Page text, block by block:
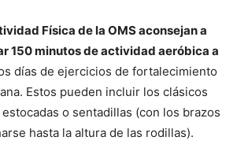
Física de la OMS aconsejan a
150 minutos de actividad aeróbica a
días de ejercicios de fortalecimiento
Estos pueden incluir los clásicos
o sentadillas (con los brazos
hasta la altura de las rodillas).